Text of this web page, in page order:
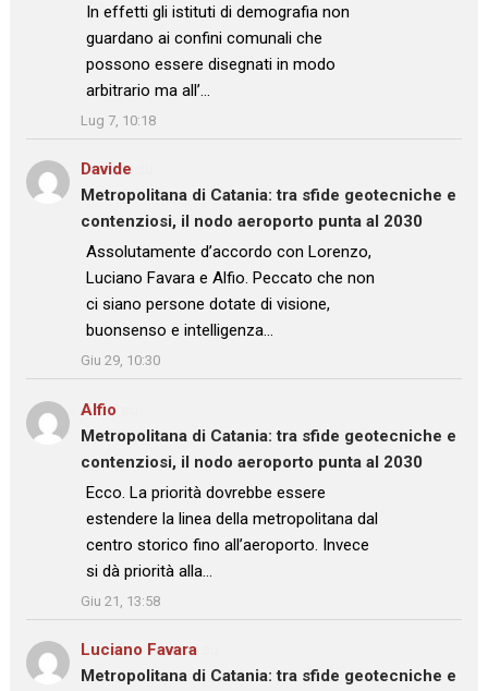
: “
In effetti gli istituti di demografia non
guardano ai confini comunali che
possono essere disegnati in modo
arbitrario ma all’…
”
Lug 7, 10:18
Davide
Metropolitana di Catania: tra sfide geotecniche e
contenziosi, il nodo aeroporto punta al 2030
: “
Assolutamente d’accordo con Lorenzo,
Luciano Favara e Alfio. Peccato che non
ci siano persone dotate di visione,
buonsenso e intelligenza…
”
Giu 29, 10:30
Alfio
Metropolitana di Catania: tra sfide geotecniche e
contenziosi, il nodo aeroporto punta al 2030
: “
Ecco. La priorità dovrebbe essere
estendere la linea della metropolitana dal
centro storico fino all’aeroporto. Invece
si dà priorità alla…
”
Giu 21, 13:58
Luciano Favara
Metropolitana di Catania: tra sfide geotecniche e